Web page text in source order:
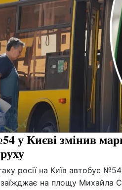
у Києві змінив
росії на Київ автобус
на площу Михайла